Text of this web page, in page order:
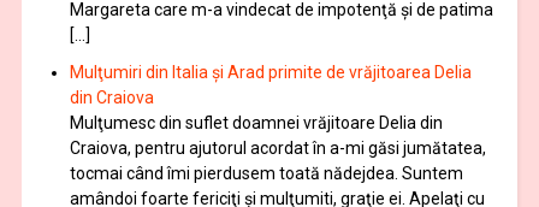
Margareta care m-a vindecat de impotenţă şi de patima
[…]
Mulţumiri din Italia și Arad primite de vrăjitoarea Delia
din Craiova
Mulţumesc din suflet doamnei vrăjitoare Delia din
Craiova, pentru ajutorul acordat în a-mi găsi jumătatea,
tocmai când îmi pierdusem toată nădejdea. Suntem
amândoi foarte fericiţi şi mulţumiti, graţie ei. Apelaţi cu